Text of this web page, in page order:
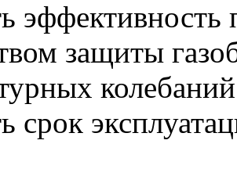
эффективность
защиты
срок